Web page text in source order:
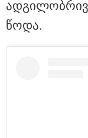
"არასდროს
წო­და.